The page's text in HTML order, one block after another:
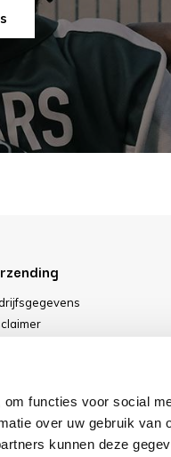
functies voor social
over uw gebruik van
kunnen deze